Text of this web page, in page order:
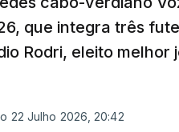
cabo-verdiano,
lance não foi obra do
que integra três
Rodri, eleito
22 Julho 2026, 20:42